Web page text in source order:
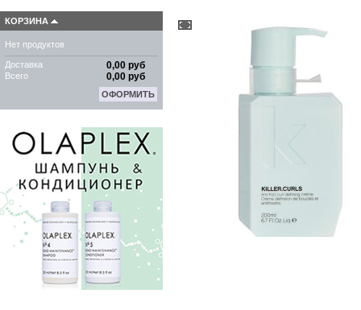
КОРЗИНА
Нет продуктов
Доставка 0,00 руб
Всего 0,00 руб
ОФОРМИТЬ